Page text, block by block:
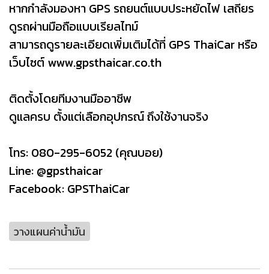
หากกำลังมองหา GPS รถยนต์แบบประหยัดไฟ เสถียร
ดูรถผ่านมือถือแบบเรียลไทม์
สามารถดูรายละเอียดเพิ่มเติมได้ที่ GPS ThaiCar หรือ
เว็บไซต์ www.gpsthaicar.co.th
ติดตั้งโดยทีมงานมืออาชีพ
ดูแลครบ ตั้งแต่เลือกอุปกรณ์ ถึงใช้งานจริง
โทร: 080-295-6052 (คุณบอย)
Line: @gpsthaicar
Facebook: GPSThaiCar
วางแผนค่าน้ำมัน